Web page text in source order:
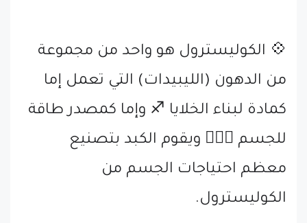
💠 الكوليسترول هو واحد من مجموعة
من الدهون (الليبيدات) التي تعمل إما
كمادة لبناء الخلايا ♐️ وإما كمصدر طاقة
للجسم 🏃🏼‍♀ ويقوم الكبد بتصنيع
معظم احتياجات الجسم من
الكوليسترول.